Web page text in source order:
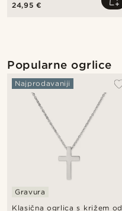
24,95 €
Popularne ogrlice
Klasična ogrlica s križem od
Najprodavaniji
Gravura